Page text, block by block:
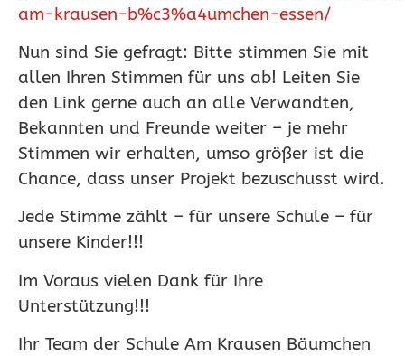
am-krausen-b%c3%a4umchen-essen/
Nun sind Sie gefragt: Bitte stimmen Sie mit
allen Ihren Stimmen für uns ab! Leiten Sie
den Link gerne auch an alle Verwandten,
Bekannten und Freunde weiter – je mehr
Stimmen wir erhalten, umso größer ist die
Chance, dass unser Projekt bezuschusst wird.
Jede Stimme zählt – für unsere Schule – für
unsere Kinder!!!
Im Voraus vielen Dank für Ihre
Unterstützung!!!
Ihr Team der Schule Am Krausen Bäumchen